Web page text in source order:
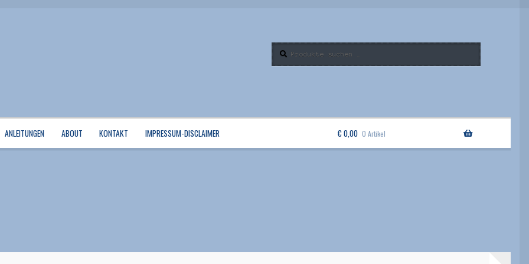
nach:
ANLEITUNGEN ABOUT KONTAKT IMPRESSUM-DISCLAIMER €0,00 0 Artikel